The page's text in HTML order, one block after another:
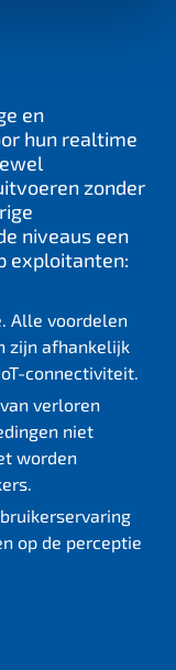
en
hun realtime
zonder
niveaus een
exploitanten:
Alle voordelen
zijn afhankelijk
connectiviteit.
verloren
niet
worden
op de perceptie